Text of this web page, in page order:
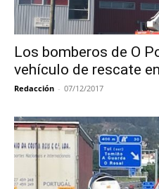
Los bomberos de O
vehículo de rescate
Redacción - 07/12/2017